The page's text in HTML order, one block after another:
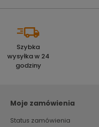
Szybka
wysyłka w 24
godziny
Moje zamówienia
Status zamówienia